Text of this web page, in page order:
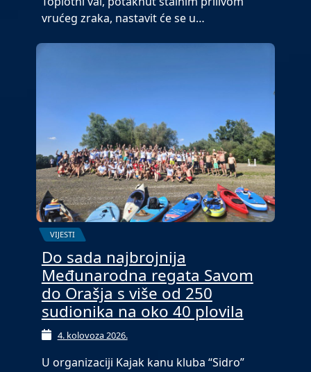
vrućeg zraka, nastavit će se u…
VIJESTI
Do sada najbrojnija
Međunarodna regata Savom
do Orašja s više od 250
sudionika na oko 40 plovila
4. kolovoza 2026.
U organizaciji Kajak kanu kluba “Sidro”